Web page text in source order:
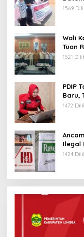
1569
Wali
Tuan
1521
PDIP
Baru,
Daring
1472
Ilegal
1424